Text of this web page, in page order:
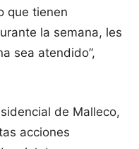
que tienen
la semana, les
sea atendido”,
de Malleco,
acciones